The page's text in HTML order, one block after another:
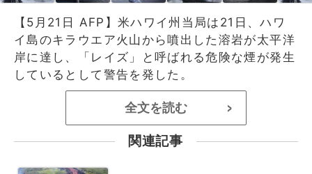
【5月21日 AFP】米ハワイ州当局は21日、ハワ
イ島のキラウエア火山から噴出した溶岩が太平洋
岸に達し、「レイズ」と呼ばれる危険な煙が発生
しているとして警告を発した。
全文を読む >
関連記事